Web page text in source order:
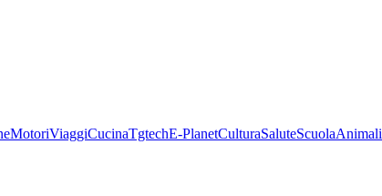
MotoriViaggiCucinaTgtechE-PlanetCulturaSaluteScuolaAnimali